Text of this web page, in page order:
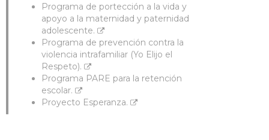
Programa de portección a la vida y
apoyo a la maternidad y paternidad
adolescente.
Programa de prevención contra la
violencia intrafamiliar (Yo Elijo el
Respeto).
Programa PARE para la retención
escolar.
Proyecto Esperanza.